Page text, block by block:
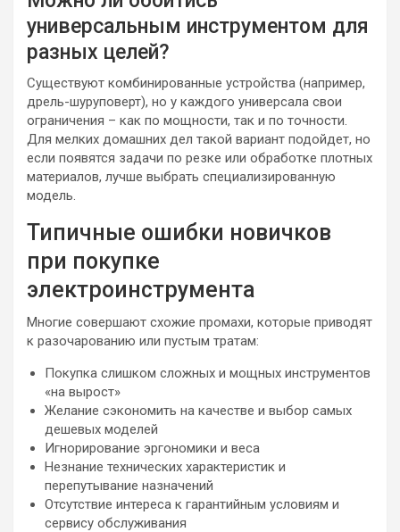
универсальным инструментом для
разных целей?
Существуют комбинированные устройства (например,
дрель-шуруповерт), но у каждого универсала свои
ограничения – как по мощности, так и по точности.
Для мелких домашних дел такой вариант подойдет, но
если появятся задачи по резке или обработке плотных
материалов, лучше выбрать специализированную
модель.
Типичные ошибки новичков
при покупке
электроинструмента
Многие совершают схожие промахи, которые приводят
к разочарованию или пустым тратам:
Покупка слишком сложных и мощных инструментов
«на вырост»
Желание сэкономить на качестве и выбор самых
дешевых моделей
Игнорирование эргономики и веса
Незнание технических характеристик и
перепутывание назначений
Отсутствие интереса к гарантийным условиям и
сервису обслуживания